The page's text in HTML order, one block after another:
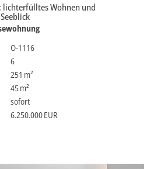
lichterfülltes Wohnen und
O-1116
6
251 m²
45 m²
sofort
6.250.000 EUR